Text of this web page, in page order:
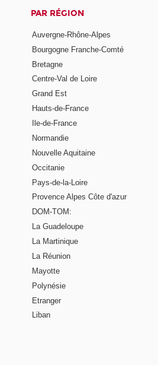
PAR RÉGION
Auvergne-Rhône-Alpes
Bourgogne Franche-Comté
Bretagne
Centre-Val de Loire
Grand Est
Hauts-de-France
Ile-de-France
Normandie
Nouvelle Aquitaine
Occitanie
Pays-de-la-Loire
Provence Alpes Côte d'azur
DOM-TOM:
La Guadeloupe
La Martinique
La Réunion
Mayotte
Polynésie
Etranger
Liban